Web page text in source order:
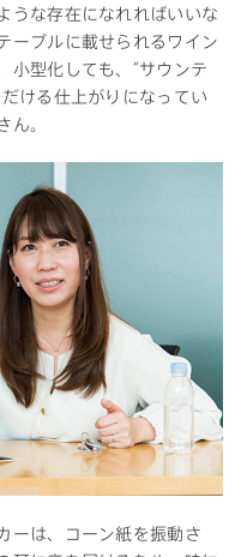
うな存在になれればいいな
ーブルに載せられるワイン
小型化しても、“サウンテ
ける仕上がりになってい
。
ーは、コーン紙を振動さ